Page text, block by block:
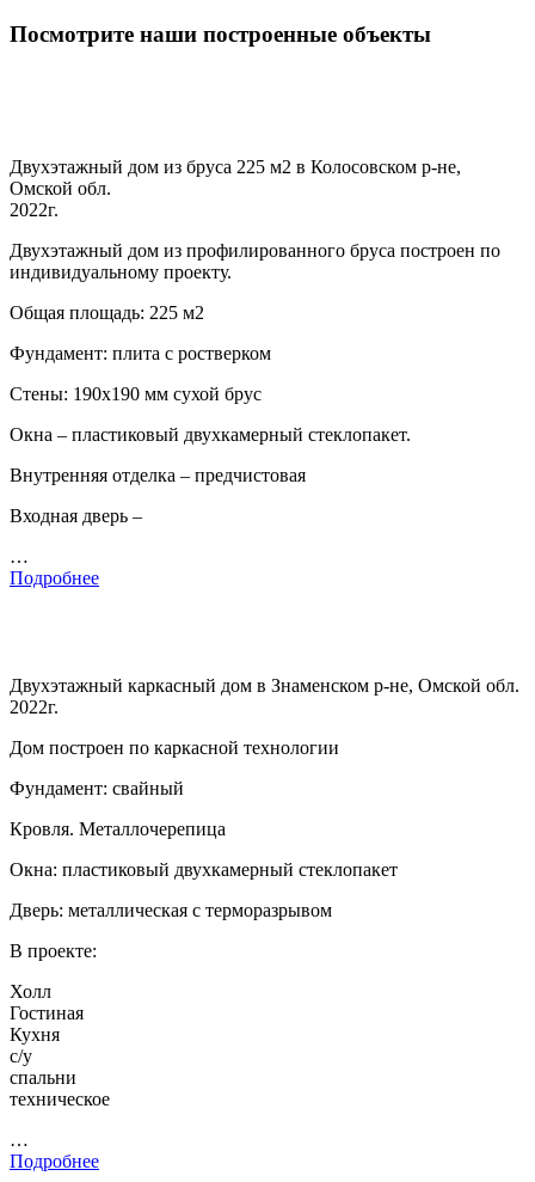
Посмотрите наши построенные объекты
Двухэтажный дом из бруса 225 м2 в Колосовском р-не,
Омской обл.
2022г.
Двухэтажный дом из профилированного бруса построен по
индивидуальному проекту.
Общая площадь: 225 м2
Фундамент: плита с ростверком
Стены: 190х190 мм сухой брус
Окна – пластиковый двухкамерный стеклопакет.
Внутренняя отделка – предчистовая
Входная дверь –
…
Подробнее
Двухэтажный каркасный дом в Знаменском р-не, Омской обл.
2022г.
Дом построен по каркасной технологии
Фундамент: свайный
Кровля. Металлочерепица
Окна: пластиковый двухкамерный стеклопакет
Дверь: металлическая с терморазрывом
В проекте:
Холл
Гостиная
Кухня
с/у
спальни
техническое
…
Подробнее